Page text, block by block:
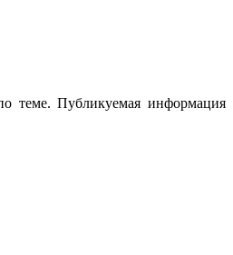
теме. Публикуемая информация